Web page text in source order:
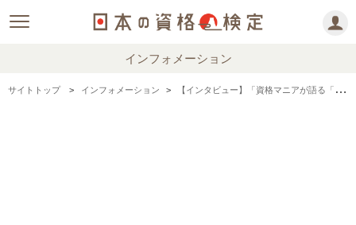
インフォメーション
サイトトップ インフォメーション 【インタビュー】「資格マニアが語る「一番○○な資格・検定」！タレントの西村知美さんと資格ソムリエ・はやし先生を迎えて三者対談！～2～」を公開しました。